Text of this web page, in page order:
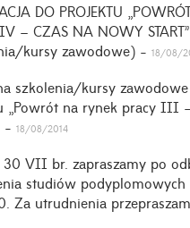
DO PROJEKTU
– CZAS NA NOWY START”
kursy zawodowe) -18/08/
szkolenia/kursy
„Powrót na rynek pracy III
-18/08/2014
VII br. zapraszamy po
studiów
Za utrudnienia